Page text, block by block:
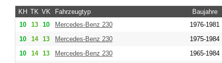
KH TK VK Fahrzeugtyp
Baujahre
10
13 10 Mercedes-Benz 230
1976-1981
10
14 13 Mercedes-Benz 230
1975-1984
10
14 13 Mercedes-Benz 230
1965-1984